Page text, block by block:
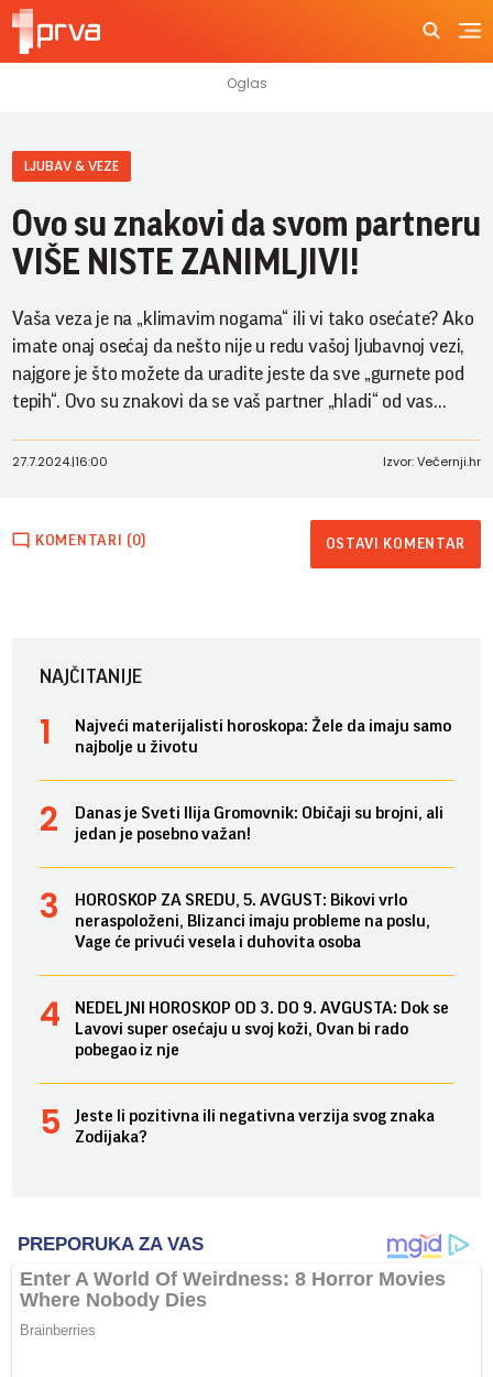
LJUBAV & VEZE
Ovo su znakovi da svom partneru
VIŠE NISTE ZANIMLJIVI!
Vaša veza je na „klimavim nogama“ ili vi tako osećate? Ako
imate onaj osećaj da nešto nije u redu vašoj ljubavnoj vezi,
najgore je što možete da uradite jeste da sve „gurnete pod
tepih“. Ovo su znakovi da se vaš partner „hladi“ od vas...
27.7.2024.|16:00 Izvor: Večernji.hr
KOMENTARI (0) OSTAVI KOMENTAR
NAJČITANIJE
Najveći materijalisti horoskopa: Žele da imaju samo
najbolje u životu
Danas je Sveti Ilija Gromovnik: Običaji su brojni, ali
jedan je posebno važan!
HOROSKOP ZA SREDU, 5. AVGUST: Bikovi vrlo
neraspoloženi, Blizanci imaju probleme na poslu,
Vage će privući vesela i duhovita osoba
NEDELJNI HOROSKOP OD 3. DO 9. AVGUSTA: Dok se
Lavovi super osećaju u svoj koži, Ovan bi rado
pobegao iz nje
Jeste li pozitivna ili negativna verzija svog znaka
Zodijaka?